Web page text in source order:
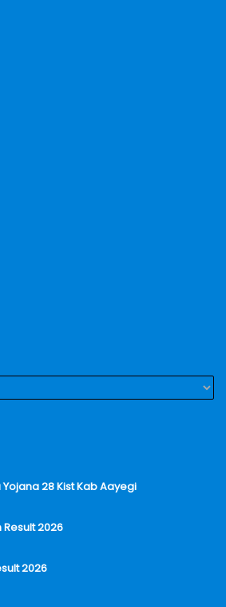
28 Kist Kab Aayegi
Result 2026
2026